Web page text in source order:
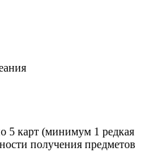
5 карт (минимум 1 редкая
получения предметов